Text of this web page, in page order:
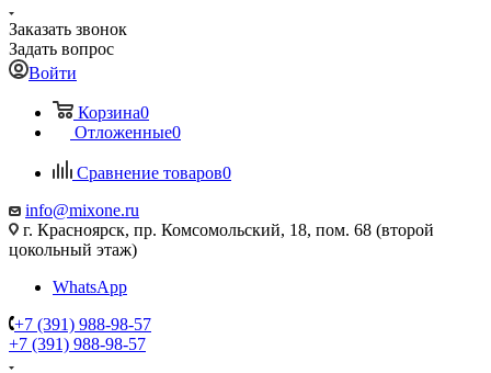
Заказать звонок
Задать вопрос
Войти
Корзина0
Отложенные0
Сравнение товаров0
info@mixone.ru
г. Красноярск, пр. Комсомольский, 18, пом. 68 (второй
цокольный этаж)
WhatsApp
+7 (391) 988-98-57
+7 (391) 988-98-57